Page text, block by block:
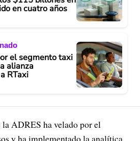
en cuatro años
el segmento taxi
alianza
RTaxi
ADRES ha velado por el